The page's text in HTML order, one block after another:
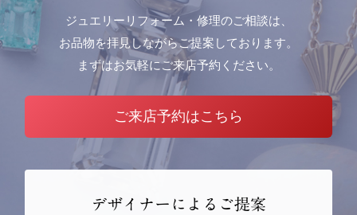
ジュエリーリフォーム・修理のご相談は、
お品物を拝見しながらご提案しております。
まずはお気軽にご来店予約ください。
ご来店予約はこちら
デザイナーによるご提案